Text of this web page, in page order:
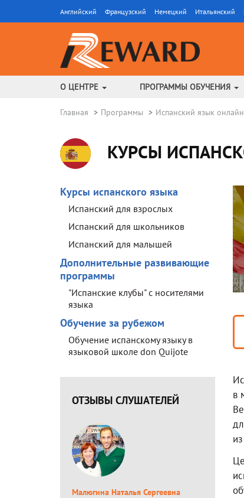
Английский Французский Немецкий Итальянский
О ЦЕНТРЕ ПРОГРАММЫ ОБУЧЕНИЯ
Главная Программы Испанский язык
КУРСЫ
Курсы испанского языка
Испанский для взрослых
Испанский для школьников
Испанский для малышей
Дополнительные развивающие
программы
"Испанские клубы" с носителями
языка
Обучение за рубежом
Обучение испанскому языку в
языковой школе don Quijote
ОТЗЫВЫ СЛУШАТЕЛЕЙ
Малюгина Наталья Сергеевна
в